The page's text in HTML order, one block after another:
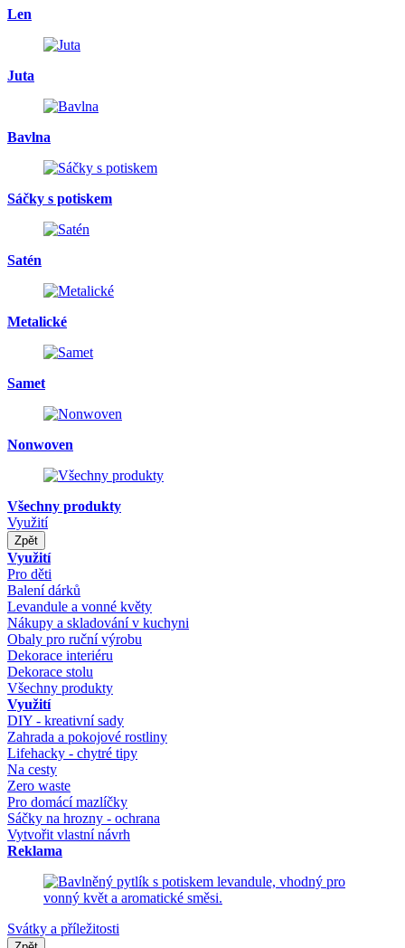
Len
Juta
Bavlna
Sáčky s potiskem
Satén
Metalické
Samet
Nonwoven
Všechny produkty
Využití
Zpět
Využití
Pro děti
Balení dárků
Levandule a vonné květy
Nákupy a skladování v kuchyni
Obaly pro ruční výrobu
Dekorace interiéru
Dekorace stolu
Všechny produkty
Využití
DIY - kreativní sady
Zahrada a pokojové rostliny
Lifehacky - chytré tipy
Na cesty
Zero waste
Pro domácí mazlíčky
Sáčky na hrozny - ochrana
Vytvořit vlastní návrh
Reklama
Svátky a příležitosti